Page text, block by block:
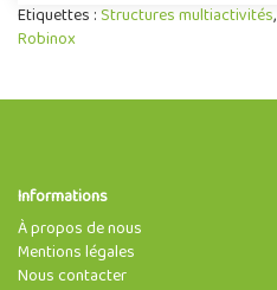
Etiquettes :Structures multiactivités,
Robinox
Informations
À propos de nous
Mentions légales
Nous contacter